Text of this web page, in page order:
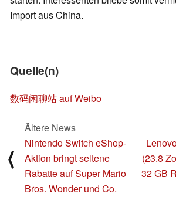
Import aus China.
Quelle(n)
数码闲聊站 auf Weibo
⟨
Ältere News
Nintendo Switch eShop-
Aktion bringt seltene
Rabatte auf Super Mario
Bros. Wonder und Co.
(23.8
32 GB